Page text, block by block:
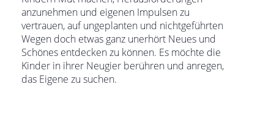
anzunehmen und eigenen Impulsen zu
vertrauen, auf ungeplanten und nichtgeführten
Wegen doch etwas ganz unerhört Neues und
Schönes entdecken zu können. Es möchte die
Kinder in ihrer Neugier berühren und anregen,
das Eigene zu suchen.